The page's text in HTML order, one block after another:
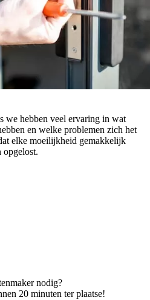
we hebben veel ervaring in wat
en welke problemen zich het
elke moeilijkheid gemakkelijk
opgelost.
nodig?
20 minuten ter plaatse!